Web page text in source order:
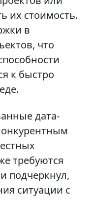
их стоимость.
в
что
к быстро
дата-
требуются
подчеркнул,
ситуации с